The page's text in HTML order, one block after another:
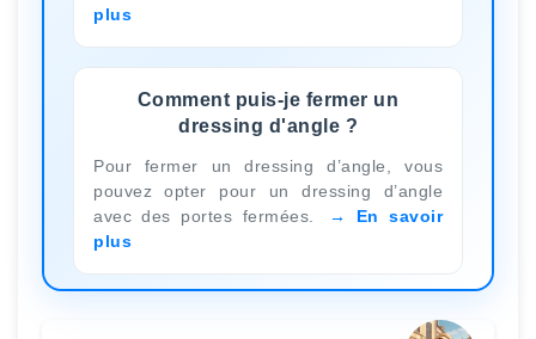
plus
Comment puis-je fermer un
dressing d'angle ?
Pour fermer un dressing d’angle, vous
pouvez opter pour un dressing d’angle
avec des portes fermées.
En savoir
plus